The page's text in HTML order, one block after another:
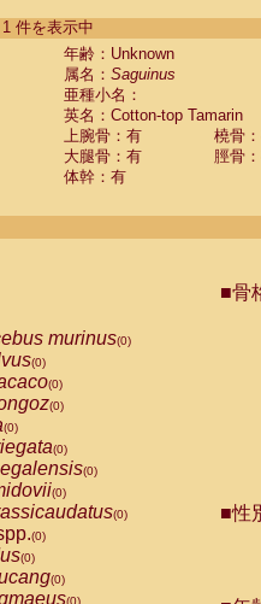
(0)
(0)
(0)
(0)
(0)
(0)
(0)
(0)
(0)
(0)
cana
rubicundus
件を表示中
年齢：Unknown
属名： Saguinus
亜種小名：
英名：Cotton-top Tamarin
上腕骨：有
橈骨
大腿骨：有
脛骨
体幹：有
murinus(0)
(0)
(0)
(0)
(0)
(0)
(0)
(0)
(0)
(0)
(0)
(0)
(0)
■骨
■性